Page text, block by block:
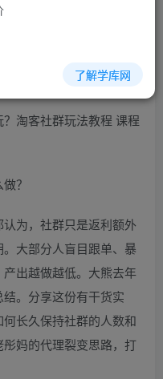
陆后购买，可保存购买订单
淘客社群玩法教程 课程
？
为，社群只是返利额外
大部分人盲目跟单、暴
出越做越低。大熊去年
。分享这份有干货实
长久保持社群的人数和
妈的代理裂变思路，打
了解学库网